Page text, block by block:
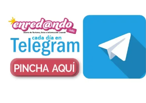
7 Ago 2026
Los materiales ya pueden
recogerse gratuitamente
en la Oficina de
Información Turística de
León e incluyen, además
del programa del evento, una guía